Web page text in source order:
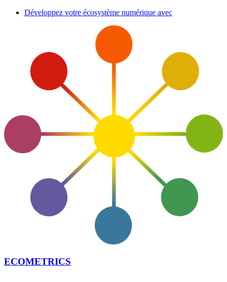
Aller
Développez votre écosystème numérique avec
ECOMETRICS